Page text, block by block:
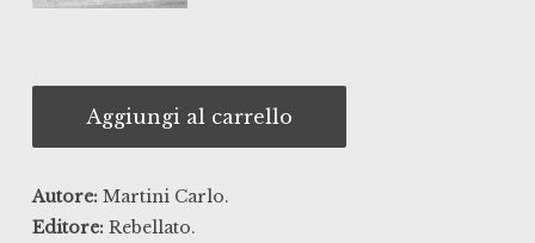
Aggiungi al carrello
Autore: Martini Carlo.
Editore: Rebellato.